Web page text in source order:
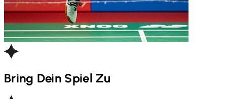
Bring Dein Spiel Zu